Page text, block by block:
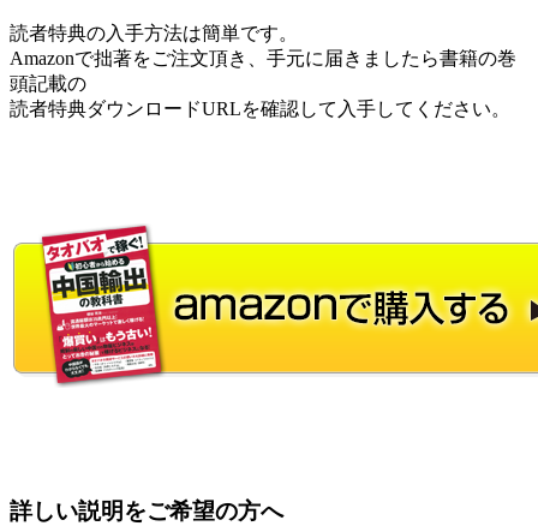
読者特典の入手方法は簡単です。
Amazonで拙著をご注文頂き、手元に届きましたら書籍の巻
頭記載の
読者特典ダウンロードURLを確認して入手してください。
詳しい説明をご希望の方へ